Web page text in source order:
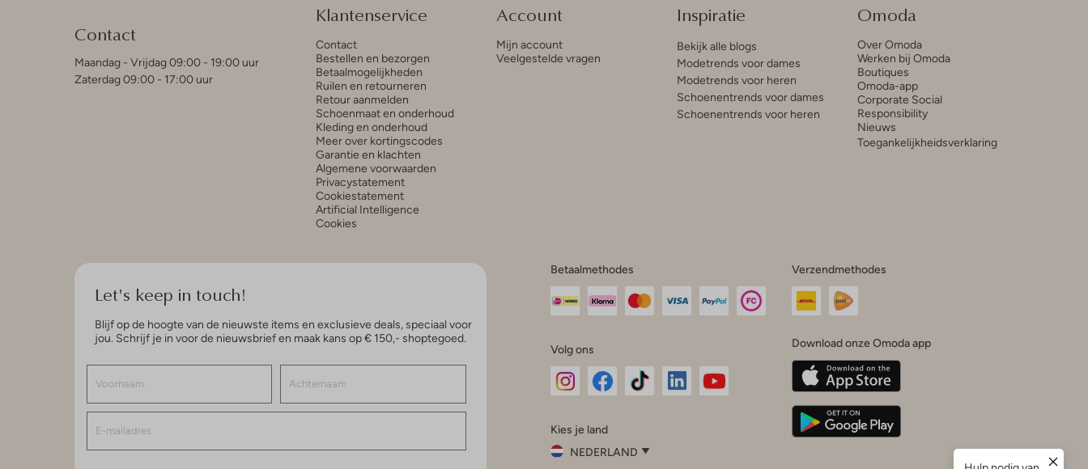
Contact
Maandag - Vrijdag 09:00 - 19:00 uur
Zaterdag 09:00 - 17:00 uur
Klantenservice
Contact
Bestellen en bezorgen
Betaalmogelijkheden
Ruilen en retourneren
Retour aanmelden
Schoenmaat en onderhoud
Kleding en onderhoud
Meer over kortingscodes
Garantie en klachten
Algemene voorwaarden
Privacystatement
Cookiestatement
Artificial Intelligence
Cookies
Account
Mijn account
Veelgestelde vragen
Inspiratie
Bekijk alle blogs
Modetrends voor dames
Modetrends voor heren
Schoenentrends voor dames
Schoenentrends voor heren
Omoda
Over Omoda
Werken bij Omoda
Boutiques
Omoda-app
Corporate Social
Responsibility
Nieuws
Toegankelijkheidsverklaring
Let's keep in touch!
Blijf op de hoogte van de nieuwste items en exclusieve deals, speciaal voor
jou. Schrijf je in voor de nieuwsbrief en maak kans op € 150,- shoptegoed.
Betaalmethodes
Volg ons
InstagramFacebook
Kies je land
NEDERLAND
Verzendmethodes
Download onze Omoda app